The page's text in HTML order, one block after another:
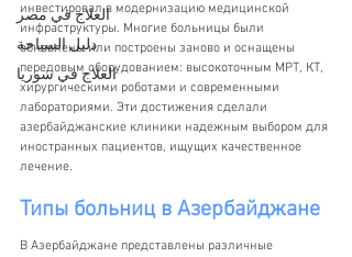
العلاج في مصر
دليل السياحة
العلاج في سوريا
инвестировал в модернизацию медицинской
инфраструктуры. Многие больницы были
обновлены или построены заново и оснащены
передовым оборудованием: высокоточным МРТ, КТ,
хирургическими роботами и современными
лабораториями. Эти достижения сделали
азербайджанские клиники надежным выбором для
иностранных пациентов, ищущих качественное
лечение.
Типы больниц в Азербайджане
В Азербайджане представлены различные